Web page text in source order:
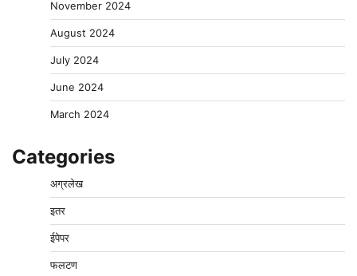
November 2024
August 2024
July 2024
June 2024
March 2024
Categories
अग्रलेख
इतर
ईपेपर
फलटण